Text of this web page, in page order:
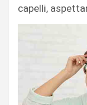
capelli,